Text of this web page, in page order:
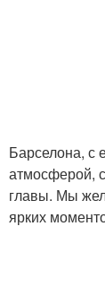
Барселона, с
атмосферой,
главы. Мы
ярких